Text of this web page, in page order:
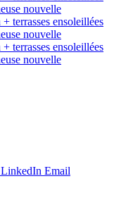
LinkedIn Email